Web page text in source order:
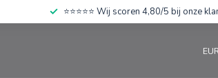
⭐⭐⭐⭐⭐ Wij scoren 4,80/5 bij onze